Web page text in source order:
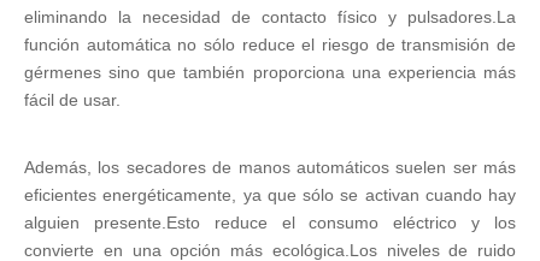
eliminando la necesidad de contacto físico y pulsadores.La
función automática no sólo reduce el riesgo de transmisión de
gérmenes sino que también proporciona una experiencia más
fácil de usar.
Además, los secadores de manos automáticos suelen ser más
eficientes energéticamente, ya que sólo se activan cuando hay
alguien presente.Esto reduce el consumo eléctrico y los
convierte en una opción más ecológica.Los niveles de ruido